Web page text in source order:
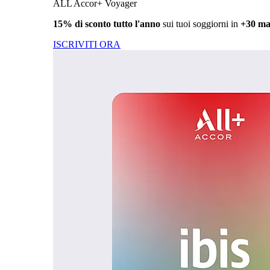
ALL Accor+ Voyager
15% di sconto tutto l'anno sui tuoi soggiorni in +30
ISCRIVITI ORA